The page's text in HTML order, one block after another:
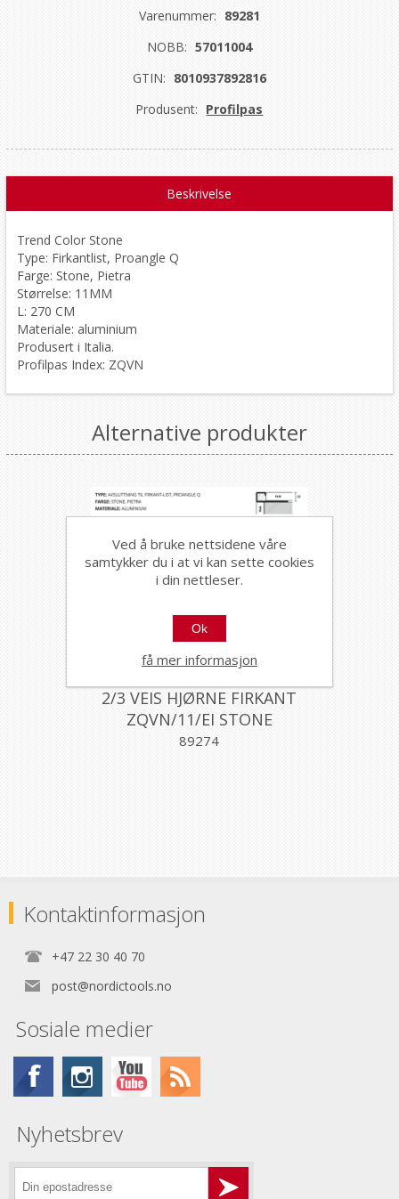
Varenummer: 89281
NOBB: 57011004
GTIN: 8010937892816
Produsent: Profilpas
Beskrivelse
Trend Color Stone
Type: Firkantlist, Proangle Q
Farge: Stone, Pietra
Størrelse: 11MM
L: 270 CM
Materiale: aluminium
Produsert i Italia.
Profilpas Index: ZQVN
Alternative produkter
2/3 VEIS HJØRNE FIRKANT
ZQVN/11/EI STONE
ALUMINIUM STONE 11MM,
89274
Kontaktinformasjon
+47 22 30 40 70
post@nordictools.no
Sosiale medier
Nyhetsbrev
Ved å bruke nettsidene våre
samtykker du i at vi kan sette cookies
i din nettleser.
Ok
få mer informasjon